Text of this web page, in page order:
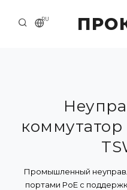
RU
О КОМПАНИИ
ПРИМЕРЫ И РЕШЕНИЯ
КАТАЛОГ
ПРЕСС-ЦЕНТР
коммутатор
Промышленный
портами PoE с